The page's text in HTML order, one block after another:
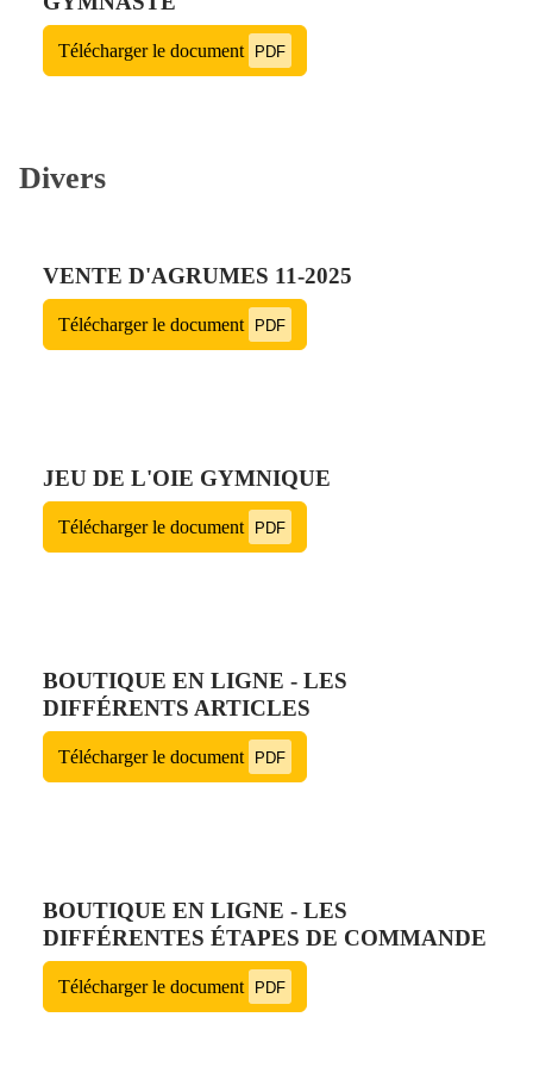
Télécharger le document PDF
Divers
VENTE D'AGRUMES 11-2025
Télécharger le document PDF
JEU DE L'OIE GYMNIQUE
Télécharger le document PDF
BOUTIQUE EN LIGNE - LES
DIFFÉRENTS ARTICLES
Télécharger le document PDF
BOUTIQUE EN LIGNE - LES
DIFFÉRENTES ÉTAPES DE COMMANDE
Télécharger le document PDF